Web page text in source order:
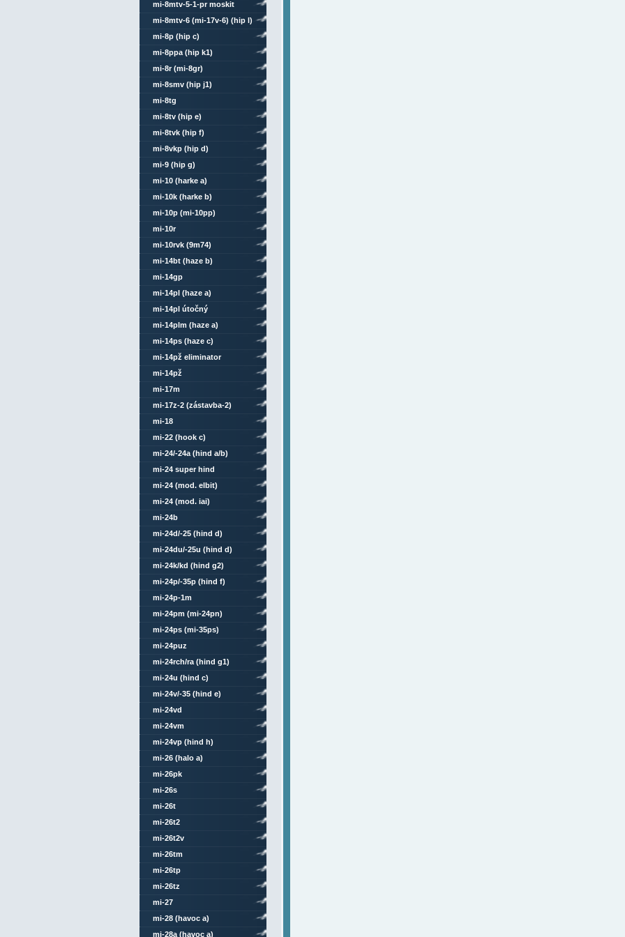
mi-8mtv-5-1-pr moskit
mi-8mtv-6 (mi-17v-6) (hip l)
mi-8p (hip c)
mi-8ppa (hip k1)
mi-8r (mi-8gr)
mi-8smv (hip j1)
mi-8tg
mi-8tv (hip e)
mi-8tvk (hip f)
mi-8vkp (hip d)
mi-9 (hip g)
mi-10 (harke a)
mi-10k (harke b)
mi-10p (mi-10pp)
mi-10r
mi-10rvk (9m74)
mi-14bt (haze b)
mi-14gp
mi-14pl (haze a)
mi-14pl útočný
mi-14plm (haze a)
mi-14ps (haze c)
mi-14pž eliminator
mi-14pž
mi-17m
mi-17z-2 (zástavba-2)
mi-18
mi-22 (hook c)
mi-24/-24a (hind a/b)
mi-24 super hind
mi-24 (mod. elbit)
mi-24 (mod. iai)
mi-24b
mi-24d/-25 (hind d)
mi-24du/-25u (hind d)
mi-24k/kd (hind g2)
mi-24p/-35p (hind f)
mi-24p-1m
mi-24pm (mi-24pn)
mi-24ps (mi-35ps)
mi-24puz
mi-24rch/ra (hind g1)
mi-24u (hind c)
mi-24v/-35 (hind e)
mi-24vd
mi-24vm
mi-24vp (hind h)
mi-26 (halo a)
mi-26pk
mi-26s
mi-26t
mi-26t2
mi-26t2v
mi-26tm
mi-26tp
mi-26tz
mi-27
mi-28 (havoc a)
mi-28a (havoc a)